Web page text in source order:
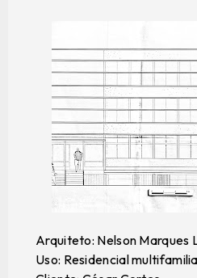
Arquiteto: Nelson Marques
Uso: Residencial